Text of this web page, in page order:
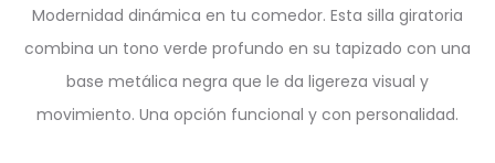
Modernidad dinámica en tu comedor. Esta silla giratoria
combina un tono verde profundo en su tapizado con una
base metálica negra que le da ligereza visual y
movimiento. Una opción funcional y con personalidad.